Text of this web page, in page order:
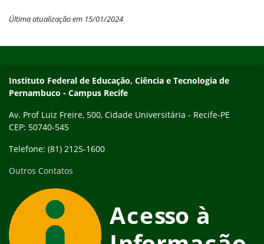
Última atualização em 15/01/2024
Instituto Federal de Educação, Ciência e Tecnologia de
Pernambuco - Campus Recife
Av. Prof Luiz Freire, 500, Cidade Universitária - Recife-PE
CEP: 50740-545
Telefone: (81) 2125-1600
Outros Contatos